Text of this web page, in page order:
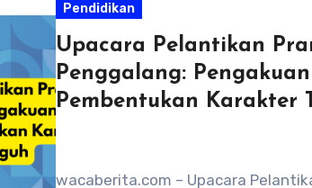
Pendidikan
Upacara Pelantikan
Penggalang:
Pembentukan Karakter
wacaberita.com – Upacara